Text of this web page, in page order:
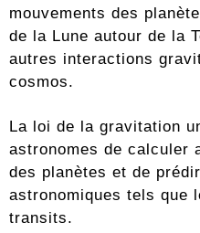
mouvements des
de la Lune autour de la
autres interactions
cosmos.
La loi de la gravitation
astronomes de calculer
des planètes et de
astronomiques tels que
transits.